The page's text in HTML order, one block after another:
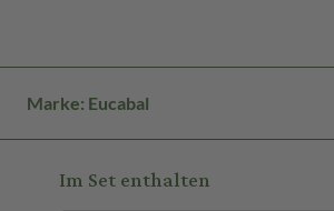
Marke: Eucabal
Im Set enthalten